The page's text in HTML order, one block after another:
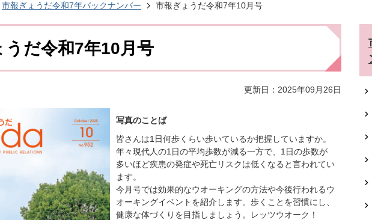
市報ぎょうだ令和7年バックナンバー
市報ぎょうだ令和7年10月号
うだ令和7年10月号
更新日：2025年09月26日
写真のことば
皆さんは1日何歩くらい歩いているか把握していますか。
年々現代人の1日の平均歩数が減る一方で、1日の歩数が
多いほど疾患の発症や死亡リスクは低くなると言われてい
ます。
今月号では効果的なウオーキングの方法や今後行われるウ
オーキングイベントを紹介します。歩くことを習慣にし、
健康な体づくりを目指しましょう。レッツウオーク！